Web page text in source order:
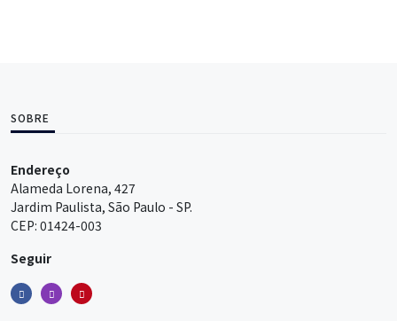
SOBRE
Endereço
Alameda Lorena, 427
Jardim Paulista, São Paulo - SP.
CEP: 01424-003
Seguir